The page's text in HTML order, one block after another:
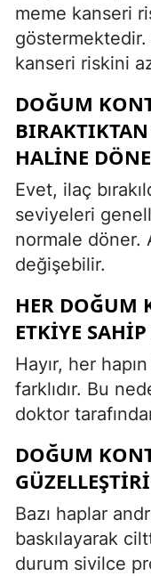
meme kanseri
göstermektedir.
kanseri riskini
DOĞUM
HALINE
Evet, ilaç
seviyeleri
normale döner.
değişebilir.
HER DOĞUM
ETKIYE
Hayır, her
farklıdır. Bu
doktor
DOĞUM
Bazı haplar
baskılayarak
durum sivilce